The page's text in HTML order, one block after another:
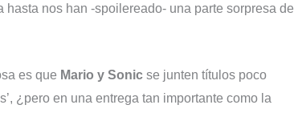
nos han -spoilereado- una parte sorpresa del
es que Mario y Sonic se junten títulos poco
¿pero en una entrega tan importante como la